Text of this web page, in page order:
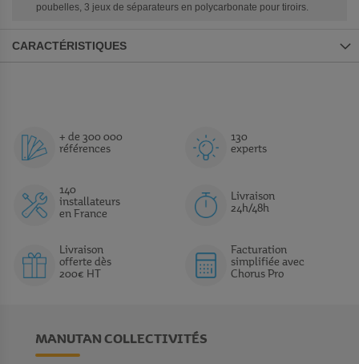
poubelles, 3 jeux de séparateurs en polycarbonate pour tiroirs.
CARACTÉRISTIQUES
+ de 300 000
références
130
experts
140
installateurs
en France
Livraison
24h/48h
Livraison
offerte dès
200€ HT
Facturation
simplifiée avec
Chorus Pro
MANUTAN COLLECTIVITÉS